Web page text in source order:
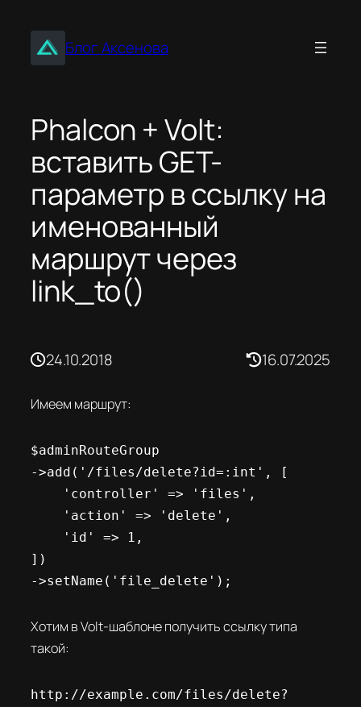
содержимомуБлог Аксенова
Phalcon + Volt:
вставить GET-
параметр в ссылку на
именованный
маршрут через
link_to()
24.10.2018 16.07.2025
Имеем маршрут:
$adminRouteGroup
->add('/files/delete?id=:int', [
])
->setName('file_delete');
Хотим в Volt-шаблоне получить ссылку типа
такой:
http://example.com/files/delete?